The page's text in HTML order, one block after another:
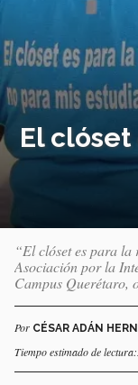
El clóset
“El clóset es para
Asociación por la
Campus Querétaro,
Por CÉSAR ADÁN
Tiempo estimado de